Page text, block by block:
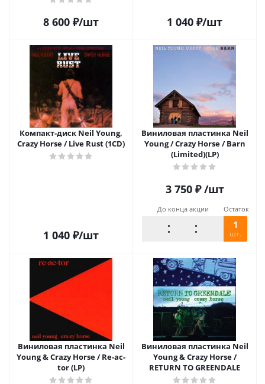
8 600 ₽/шт 1 040 ₽/шт
Компакт-диск Neil Young,
Crazy Horse / Live Rust (1CD)
1 040 ₽/шт
Виниловая пластинка Neil
Young / Crazy Horse / Barn
(Limited)(LP)
3 750₽ /шт
До конца акции Остаток
1
шт.
Виниловая пластинка Neil
Young & Crazy Horse / Re-ac-
tor (LP)
Виниловая пластинка Neil
Young & Crazy Horse /
RETURN TO GREENDALE